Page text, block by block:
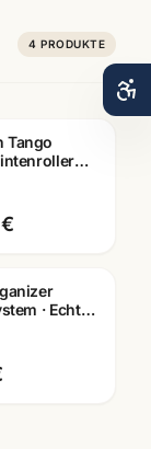
4 PRODUKTE
Tango
· Echtes